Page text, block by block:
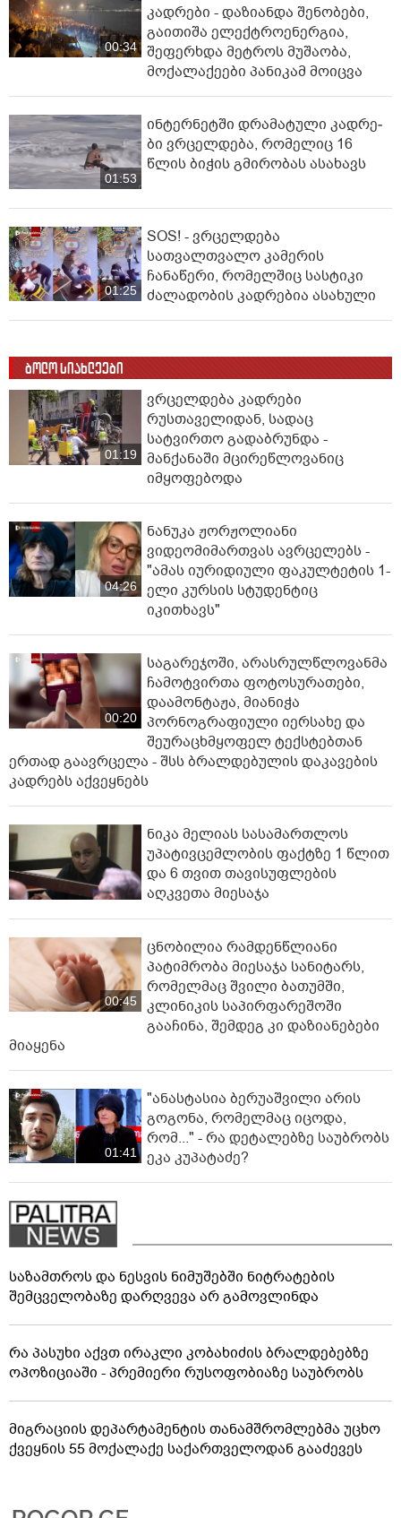
00:34
კადრები - დაზიანდა შენობები,
გაითიშა ელექტროენერგია,
შეფერხდა მეტროს მუშაობა,
მოქალაქეები პანიკამ მოიცვა
01:53
ინ­ტერ­ნეტ­ში დრა­მა­ტუ­ლი კად­რე­
ბი ვრცელდება, რომელიც 16
წლის ბიჭის გმირობას ასახავს
01:25
SOS! - ვრცელდება
სათვალთვალო კამერის
ჩანაწერი, რომელშიც სასტიკი
ძალადობის კადრებია ასახული
ბოლო სიახლეები
01:19
ვრცელდება კადრები
რუსთაველიდან, სადაც
სატვირთო გადაბრუნდა -
მანქანაში მცირეწლოვანიც
იმყოფებოდა
04:26
ნანუკა ჟორჟოლიანი
ვიდეომიმართვას ავრცელებს -
"ამას იურიდიული ფაკულტეტის 1-
ელი კურსის სტუდენტიც
იკითხავს"
00:20
საგარეჯოში, არასრულწლოვანმა
ჩამოტვირთა ფოტოსურათები,
დაამონტაჟა, მიანიჭა
პორნოგრაფიული იერსახე და
შეურაცხმყოფელ ტექსტებთან
ერთად გაავრცელა - შსს ბრალდებულის დაკავების
კადრებს აქვეყნებს
ნიკა მელიას სასამართლოს
უპატივცემლობის ფაქტზე 1 წლით
და 6 თვით თავისუფლების
აღკვეთა მიესაჯა
00:45
ცნობილია რამდენწლიანი
პატიმრობა მიესაჯა სანიტარს,
რომელმაც შვილი ბათუმში,
კლინიკის საპირფარეშოში
გააჩინა, შემდეგ კი დაზიანებები
მიაყენა
01:41
"ანასტასია ბერუაშვილი არის
გოგონა, რომელმაც იცოდა,
რომ..." - რა დეტალებზე საუბრობს
ეკა კუპატაძე?
საზამთროს და ნესვის ნიმუშებში ნიტრატების
შემცველობაზე დარღვევა არ გამოვლინდა
რა პასუხი აქვთ ირაკლი კობახიძის ბრალდებებზე
ოპოზიციაში - პრემიერი რუსოფობიაზე საუბრობს
მიგრაციის დეპარტამენტის თანამშრომლებმა უცხო
ქვეყნის 55 მოქალაქე საქართველოდან გააძევეს